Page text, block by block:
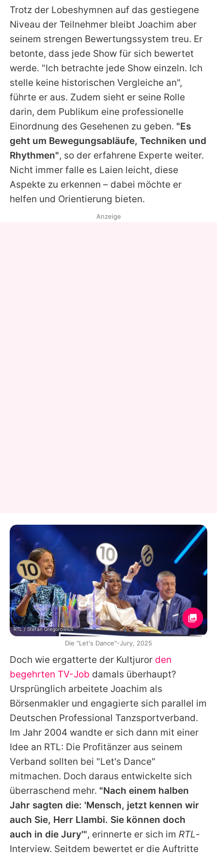
Trotz der Lobeshymnen auf das gestiegene
Niveau der Teilnehmer bleibt Joachim aber
seinem strengen Bewertungssystem treu. Er
betonte, dass jede Show für sich bewertet
werde. "Ich betrachte jede Show einzeln. Ich
stelle keine historischen Vergleiche an",
führte er aus. Zudem sieht er seine Rolle
darin, dem Publikum eine professionelle
Einordnung des Gesehenen zu geben. "Es
geht um Bewegungsabläufe, Techniken und
Rhythmen", so der erfahrene Experte weiter.
Nicht immer falle es Laien leicht, diese
Aspekte zu erkennen – dabei möchte er
helfen und Orientierung bieten.
Doch wie ergatterte der Kultjuror den
begehrten TV-Job damals überhaupt?
Ursprünglich arbeitete Joachim als
Börsenmakler und engagierte sich parallel im
Deutschen Professional Tanzsportverband.
Im Jahr 2004 wandte er sich dann mit einer
Idee an RTL: Die Profitänzer aus seinem
Verband sollten bei "Let's Dance"
mitmachen. Doch daraus entwickelte sich
überraschend mehr. "Nach einem halben
Jahr sagten die: 'Mensch, jetzt kennen wir
auch Sie, Herr Llambi. Sie können doch
auch in die Jury'", erinnerte er sich im RTL-
Interview. Seitdem bewertet er die Auftritte
Anzeige
RTL / Stefan Gregorowius
Die "Let's Dance"-Jury, 2025